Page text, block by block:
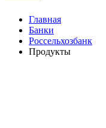
Главная
Банки
Россельхозбанк
Продукты